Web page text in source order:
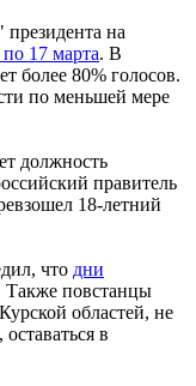
на
17 марта. В
более 80% голосов.
по меньшей мере
должность
правитель
18-летний
что дни
Также повстанцы
областей, не
в